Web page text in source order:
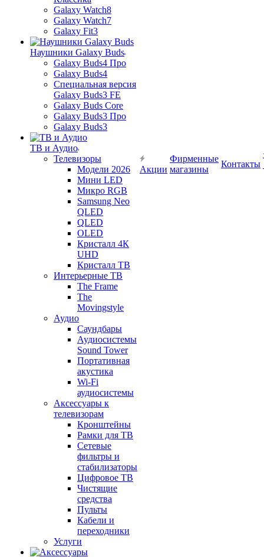
Galaxy Watch8
Galaxy Watch7
Galaxy Fit3
Наушники Galaxy Buds
Galaxy Buds4 Про
Galaxy Buds4
Специальная версия
Galaxy Buds3 FE
Galaxy Buds Core
Galaxy Buds3 Про
Galaxy Buds3
ТВ и Аудио
Телевизоры
Модели 2026
Мини LED
Микро RGB
Samsung Neo
QLED
QLED
OLED
Кристалл 4К
UHD
Кристалл ТВ
Интерьерные ТВ
The Frame
The
Movingstyle
Аудио
Саундбары
Аудиосистемы
Sound Tower
Портативная
акустика
Wi-Fi
аудиосистемы
Аксессуары к
телевизорам
Кронштейны
Рамки для ТВ
Сетевые
фильтры и
стабилизаторы
Цифровое ТВ
Чистящие
средства
Пульты
Кабели и
переходники
Услуги
Акции
Фирменные
магазины
Контакты